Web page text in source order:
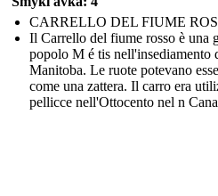
CARRELLO DEL FIUME
Il Carrello del fiume rosso è una
popolo M é tis nell'insediamento
Manitoba. Le ruote potevano
come una zattera. Il carro era
pellicce nell'Ottocento nel n